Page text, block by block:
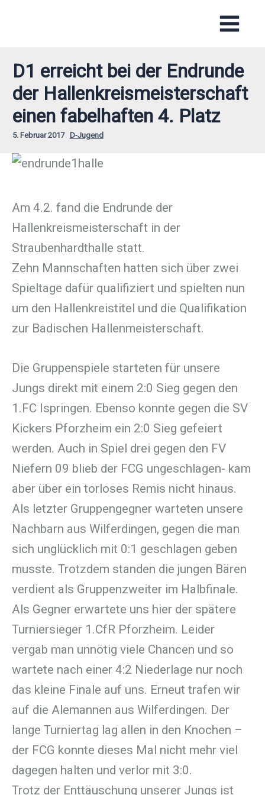
D1 erreicht bei der Endrunde
der Hallenkreismeisterschaft
einen fabelhaften 4. Platz
5. Februar 2017 D-Jugend
Am 4.2. fand die Endrunde der
Hallenkreismeisterschaft in der
Straubenhardthalle statt.
Zehn Mannschaften hatten sich über zwei
Spieltage dafür qualifiziert und spielten nun
um den Hallenkreistitel und die Qualifikation
zur Badischen Hallenmeisterschaft.
Die Gruppenspiele starteten für unsere
Jungs direkt mit einem 2:0 Sieg gegen den
1.FC Ispringen. Ebenso konnte gegen die SV
Kickers Pforzheim ein 2:0 Sieg gefeiert
werden. Auch in Spiel drei gegen den FV
Niefern 09 blieb der FCG ungeschlagen- kam
aber über ein torloses Remis nicht hinaus.
Als letzter Gruppengegner warteten unsere
Nachbarn aus Wilferdingen, gegen die man
sich unglücklich mit 0:1 geschlagen geben
musste. Trotzdem standen die jungen Bären
verdient als Gruppenzweiter im Halbfinale.
Als Gegner erwartete uns hier der spätere
Turniersieger 1.CfR Pforzheim. Leider
vergab man unnötig viele Chancen und so
wartete nach einer 4:2 Niederlage nur noch
das kleine Finale auf uns. Erneut trafen wir
auf die Alemannen aus Wilferdingen. Der
lange Turniertag lag allen in den Knochen –
der FCG konnte dieses Mal nicht mehr viel
dagegen halten und verlor mit 3:0.
Trotz der Enttäuschung unserer Jungs ist